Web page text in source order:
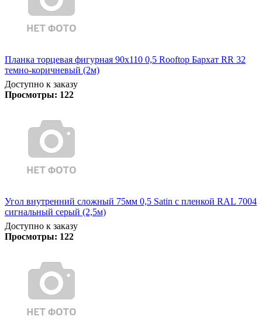
Планка торцевая фигурная 90х110 0,5 Rooftop Бархат RR 32
темно-коричневый (2м)
Доступно к заказу
Просмотры: 122
Угол внутренний сложный 75мм 0,5 Satin с пленкой RAL 7004
сигнальный серый (2,5м)
Доступно к заказу
Просмотры: 122